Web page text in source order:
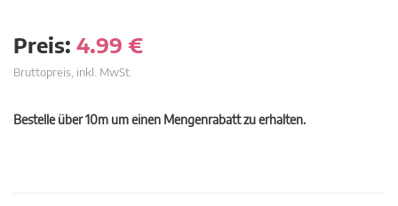
Preis: 4.99 €
Bruttopreis, inkl. MwSt.
Bestelle über 10m um einen Mengenrabatt zu erhalten.